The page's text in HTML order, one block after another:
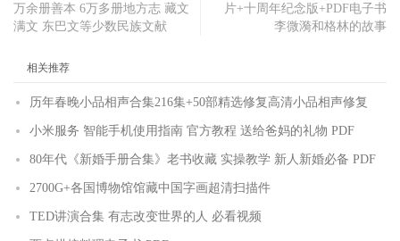
万余册善本 6万多册地方志 藏文
满文 东巴文等少数民族文献
片+十周年纪念版+PDF电子书
李微漪和格林的故事
相关推荐
历年春晚小品相声合集216集+50部精选修复高清小品相声修复
小米服务 智能手机使用指南 官方教程 送给爸妈的礼物 PDF
80年代《新婚手册合集》老书收藏 实操教学 新人新婚必备 PDF
2700G+各国博物馆馆藏中国字画超清扫描件
TED讲演合集 有志改变世界的人 必看视频